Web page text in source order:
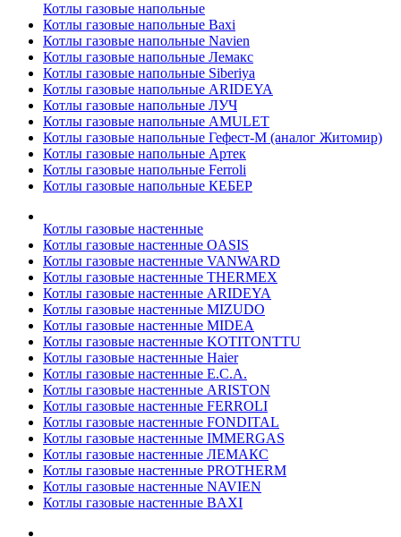
Котлы газовые напольные
Котлы газовые напольные Baxi
Котлы газовые напольные Navien
Котлы газовые напольные Лемакс
Котлы газовые напольные Siberiya
Котлы газовые напольные ARIDEYA
Котлы газовые напольные ЛУЧ
Котлы газовые напольные AMULET
Котлы газовые напольные Гефест-М (аналог Житомир)
Котлы газовые напольные Артек
Котлы газовые напольные Ferroli
Котлы газовые напольные КЕБЕР
Котлы газовые настенные
Котлы газовые настенные OASIS
Котлы газовые настенные VANWARD
Котлы газовые настенные THERMEX
Котлы газовые настенные ARIDEYA
Котлы газовые настенные MIZUDO
Котлы газовые настенные MIDEA
Котлы газовые настенные KOTITONTTU
Котлы газовые настенные Haier
Котлы газовые настенные E.C.A.
Котлы газовые настенные ARISTON
Котлы газовые настенные FERROLI
Котлы газовые настенные FONDITAL
Котлы газовые настенные IMMERGAS
Котлы газовые настенные ЛЕМАКС
Котлы газовые настенные PROTHERM
Котлы газовые настенные NAVIEN
Котлы газовые настенные BAXI